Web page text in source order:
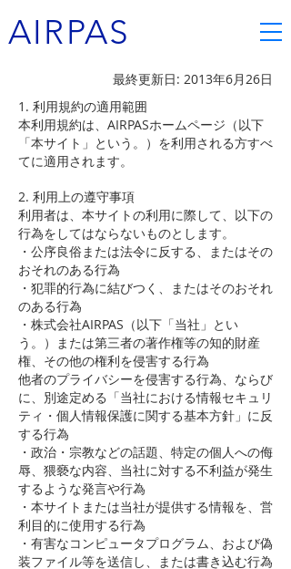
AIRPAS
最終更新日: 2013年6月26日
1. 利用規約の適用範囲
本利用規約は、AIRPASホームページ（以下
「本サイト」という。）を利用される方すべ
てに適用されます。
2. 利用上の遵守事項
利用者は、本サイトの利用に際して、以下の
行為をしてはならないものとします。
・公序良俗または法令に反する、またはその
おそれのある行為
・犯罪的行為に結びつく、またはそのおそれ
のある行為
・株式会社AIRPAS（以下「当社」とい
う。）または第三者の著作権等の知的財産
権、その他の権利を侵害する行為
他者のプライバシーを侵害する行為、ならび
に、別途定める「当社における情報セキュリ
ティ・個人情報保護に関する基本方針」に反
する行為
・政治・宗教などの話題、特定の個人への侮
辱、猥褻な内容、当社に対する不利益が発生
するような発言や行為
・本サイトまたは当社が提供する情報を、営
利目的に使用する行為
・有害なコンピュータプログラム、および偽
装ファイル等を送信し、または書き込む行為